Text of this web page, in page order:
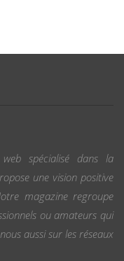
spécialisé dans la
une vision positive
magazine regroupe
ou amateurs qui
aussi sur les réseaux